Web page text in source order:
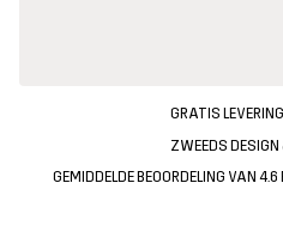
GRATIS
ZWEEDS
GEMIDDELDE BEOORDELING VAN